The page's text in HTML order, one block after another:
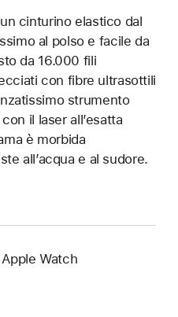
cinturino elastico dal
al polso e facile da
da 16.000 fili
con fibre ultrasottili
strumento
il laser all’esatta
è morbida
all’acqua e al sudore.
Watch